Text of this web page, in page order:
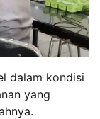
dalam kondisi
yang